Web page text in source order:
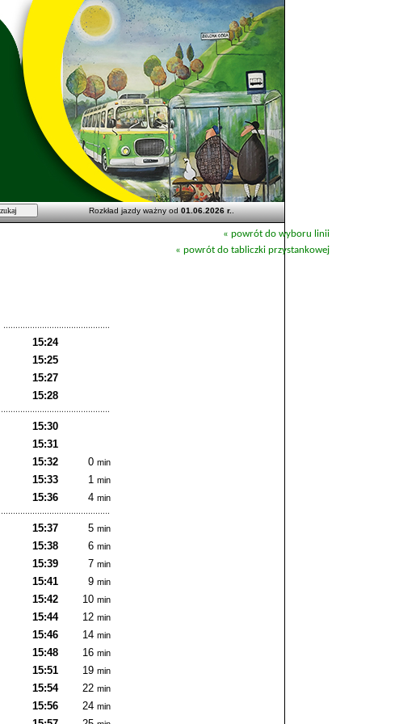
Rozkład jazdy ważny od01.06.2026 r..
« powrót do wyboru linii
« powrót do tabliczki przystankowej
15:24
15:25
15:27
15:28
15:30
15:31
15:32 0 min
15:33 1 min
15:36 4 min
15:37 5 min
15:38 6 min
15:39 7 min
15:41 9 min
15:42 10 min
15:44 12 min
15:46 14 min
15:48 16 min
15:51 19 min
15:54 22 min
15:56 24 min